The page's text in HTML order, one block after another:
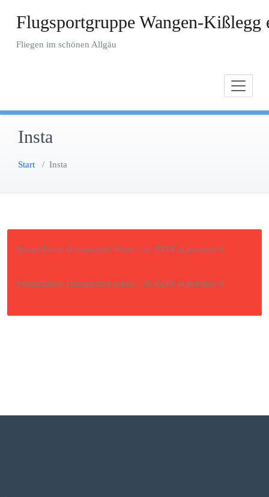
InhaltFlugsportgruppe Wangen-Kißlegg
Fliegen im schönen Allgäu
Insta
Start / Insta
SyntaxError: Unexpected token < in JSON at position 0
SyntaxError: Unexpected token < in JSON at position 0